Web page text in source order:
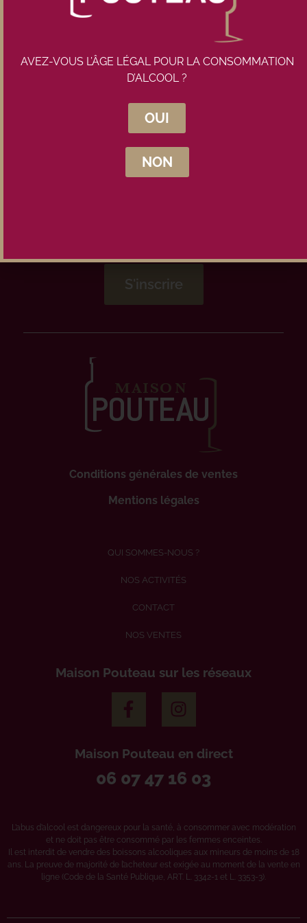
Maison Pouteau
Conditions générales de ventes
Mentions légales
QUI SOMMES-NOUS ?
NOS ACTIVITÉS
CONTACT
NOS VENTES
Maison Pouteau sur les réseaux
Maison Pouteau en direct
06 07 47 16 03
L’abus d’alcool est dangereux pour la santé, à consommer avec modération
et ne doit pas être consommé par les femmes enceintes.
Il est interdit de vendre des boissons alcooliques aux mineurs de moins de 18
ans. La preuve de majorité de l’acheteur est exigée au moment de la vente en
ligne (Code de la Santé Publique, ART. L. 3342-1 et L. 3353-3).
AVEZ-VOUS L’ÂGE LÉGAL POUR LA CONSOMMATION
D’ALCOOL ?
OUI
NON